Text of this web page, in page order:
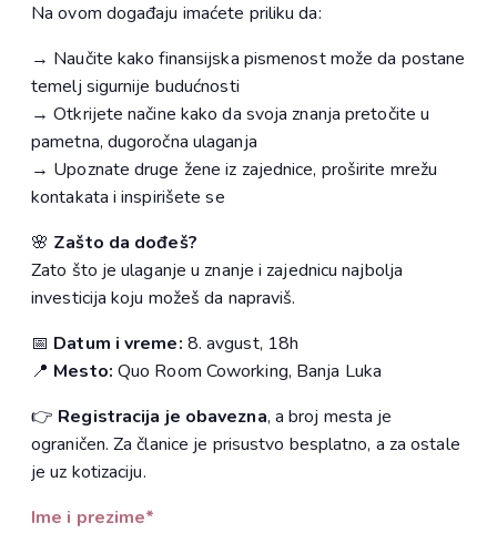
Na ovom događaju imaćete priliku da:
→ Naučite kako finansijska pismenost može da postane
temelj sigurnije budućnosti
→ Otkrijete načine kako da svoja znanja pretočite u
pametna, dugoročna ulaganja
→ Upoznate druge žene iz zajednice, proširite mrežu
kontakata i inspirišete se
🌸 Zašto da dođeš?
Zato što je ulaganje u znanje i zajednicu najbolja
investicija koju možeš da napraviš.
📅 Datum i vreme: 8. avgust, 18h
📍 Mesto: Quo Room Coworking, Banja Luka
👉 Registracija je obavezna, a broj mesta je
ograničen. Za članice je prisustvo besplatno, a za ostale
je uz kotizaciju.
Ime i prezime*